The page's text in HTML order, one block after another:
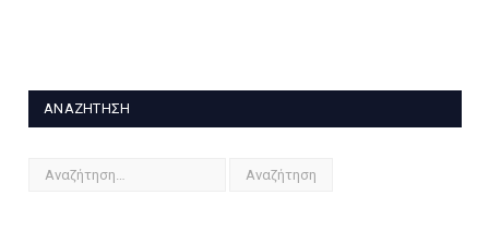
ΑΝΑΖΉΤΗΣΗ